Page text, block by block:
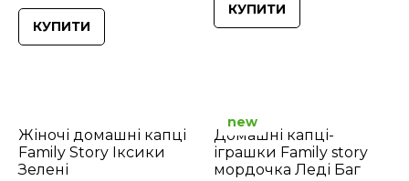
КУПИТИ
КУПИТИ
Жіночі домашні капці
Family Story Іксики
Зелені
Домашні капці-
іграшки Family story
мордочка Леді Баг
new